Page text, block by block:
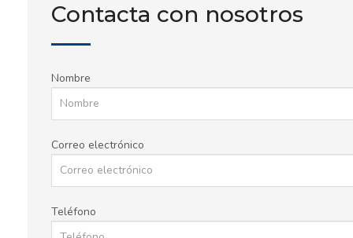
Contacta con nosotros
Nombre
Correo electrónico
Teléfono